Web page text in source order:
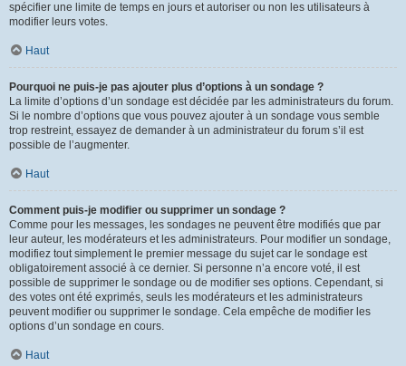
spécifier une limite de temps en jours et autoriser ou non les utilisateurs à
modifier leurs votes.
Haut
Pourquoi ne puis-je pas ajouter plus d’options à un sondage ?
La limite d’options d’un sondage est décidée par les administrateurs du forum.
Si le nombre d’options que vous pouvez ajouter à un sondage vous semble
trop restreint, essayez de demander à un administrateur du forum s’il est
possible de l’augmenter.
Haut
Comment puis-je modifier ou supprimer un sondage ?
Comme pour les messages, les sondages ne peuvent être modifiés que par
leur auteur, les modérateurs et les administrateurs. Pour modifier un sondage,
modifiez tout simplement le premier message du sujet car le sondage est
obligatoirement associé à ce dernier. Si personne n’a encore voté, il est
possible de supprimer le sondage ou de modifier ses options. Cependant, si
des votes ont été exprimés, seuls les modérateurs et les administrateurs
peuvent modifier ou supprimer le sondage. Cela empêche de modifier les
options d’un sondage en cours.
Haut